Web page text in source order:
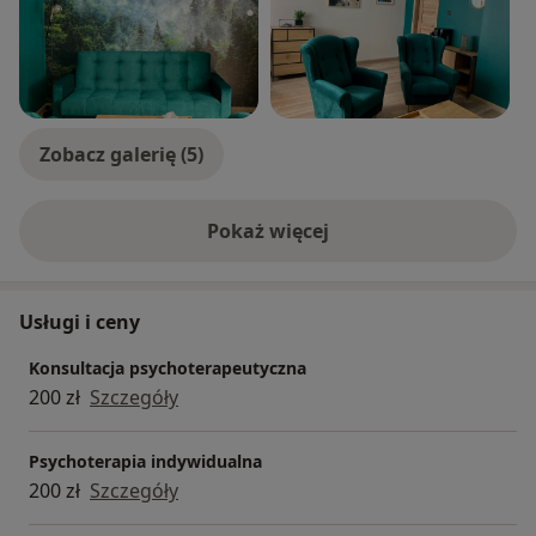
Zobacz galerię (5)
Pokaż więcejo doświadczeniu
Usługi i ceny
Konsultacja psychoterapeutyczna
200 zł Szczegóły
Psychoterapia indywidualna
200 zł Szczegóły